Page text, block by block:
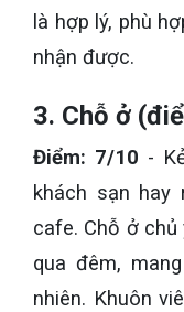
là hợp lý, phù
nhận được.
3. Chỗ ở
Điểm: 7/10 -
khách sạn hay
cafe. Chỗ ở chủ
qua đêm,
nhiên. Khuôn